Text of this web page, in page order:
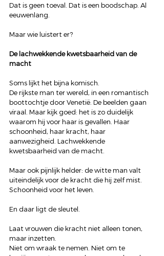
Dat is geen toeval. Dat is een boodschap. Al
eeuwenlang.
Maar wie luistert er?
De lachwekkende kwetsbaarheid van de
macht
Soms lijkt het bijna komisch.
De rijkste man ter wereld, in een romantisch
boottochtje door Venetië. De beelden gaan
viraal. Maar kijk goed: het is zo duidelijk
waarom hij voor haar is gevallen. Haar
schoonheid, haar kracht, haar
aanwezigheid. Lachwekkende
kwetsbaarheid van de macht.
Maar ook pijnlijk helder: de witte man valt
uiteindelijk voor de kracht die hij zelf mist.
Schoonheid voor het leven.
En daar ligt de sleutel.
Laat vrouwen die kracht niet alleen tonen,
maar inzetten.
Niet om wraak te nemen. Niet om te